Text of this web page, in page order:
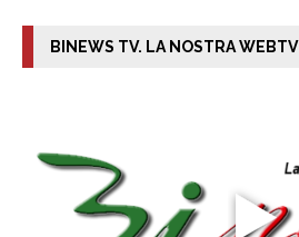
BINEWS TV. LA NOSTRA WEBTV